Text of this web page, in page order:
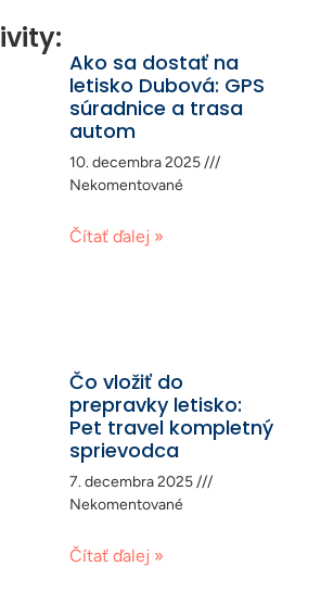
Ako sa dostať na
letisko Dubová: GPS
súradnice a trasa
autom
10. decembra 2025
Nekomentované
Čítať ďalej »
Čo vložiť do
prepravky letisko:
Pet travel kompletný
sprievodca
7. decembra 2025
Nekomentované
Čítať ďalej »